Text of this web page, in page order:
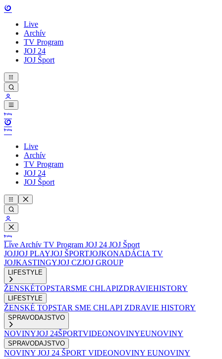
Live
Archív
TV Program
JOJ 24
JOJ Šport
Live
Archív
TV Program
JOJ 24
JOJ Šport
Live Archív TV Program JOJ 24 JOJ Šport
JOJJOJ PLAYJOJ ŠPORTJOJKONADÁCIA TV
JOJKASTINGYJOJ CZJOJ GROUP
LIFESTYLE
ŽENSKÉTOPSTARSME CHLAPIZDRAVIEHISTORY
LIFESTYLE
ŽENSKÉ TOPSTAR SME CHLAPI ZDRAVIE HISTORY
SPRAVODAJSTVO
NOVINYJOJ 24ŠPORTVIDEONOVINYEUNOVINY
SPRAVODAJSTVO
NOVINY JOJ 24 ŠPORT VIDEONOVINY EUNOVINY